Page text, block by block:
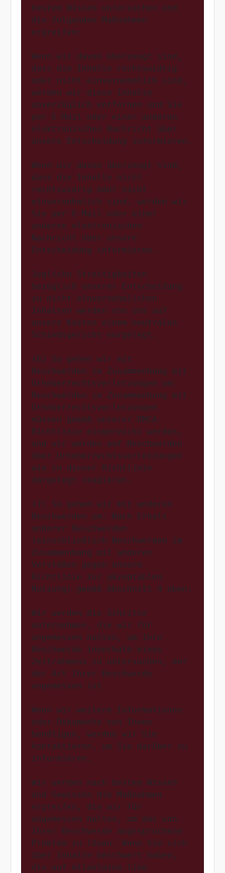
bestem Wissen untersuchen und
die folgenden Maßnahmen
ergreifen:
Wenn wir davon überzeugt sind,
dass die Inhalte rechtswidrig
oder nicht einvernehmlich sind,
werden wir diese Inhalte
unverzüglich entfernen und Sie
per E-Mail oder einer anderen
elektronischen Nachricht über
unsere Entscheidung informieren.
Wenn wir davon überzeugt sind,
dass die Inhalte nicht
rechtswidrig oder nicht
einvernehmlich sind, werden wir
Sie per E-Mail oder einer
anderen elektronischen
Nachricht über unsere
Entscheidung informieren.
Jegliche Streitigkeiten
bezüglich unserer Entscheidung
zu nicht einvernehmlichen
Inhalten werden von uns auf
unsere Kosten einem neutralen
Schiedsgericht vorgelegt.
(6) So gehen wir mit
Beschwerden im Zusammenhang mit
Urheberrechtsverletzungen um:
Beschwerden im Zusammenhang mit
Urheberrechtsverletzungen
müssen gemäß unserer DMCA-
Richtlinie eingereicht werden,
und wir werden auf Beschwerden
über Urheberrechtsverletzungen
wie in dieser Richtlinie
dargelegt reagieren.
(7) So gehen wir mit anderen
Beschwerden um: Nach Erhalt
anderer Beschwerden
(einschließlich Beschwerden im
Zusammenhang mit anderen
Verstößen gegen unsere
Richtlinie zur akzeptablen
Nutzung) gemäß Abschnitt 4 oben:
Wir werden die Schritte
unternehmen, die wir für
angemessen halten, um Ihre
Beschwerde innerhalb eines
Zeitrahmens zu untersuchen, der
der Art Ihrer Beschwerde
angemessen ist.
Wenn wir weitere Informationen
oder Dokumente von Ihnen
benötigen, werden wir Sie
kontaktieren, um Sie darüber zu
informieren.
Wir werden nach bestem Wissen
und Gewissen die Maßnahmen
ergreifen, die wir für
angemessen halten, um das von
Ihrer Beschwerde angesprochene
Problem zu lösen. Wenn Sie sich
über Inhalte beschwert haben,
die auf milaelaine.live